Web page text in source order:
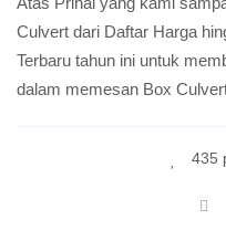
Culvert dari Daftar Harga
Terbaru tahun ini untuk
dalam memesan Box
435